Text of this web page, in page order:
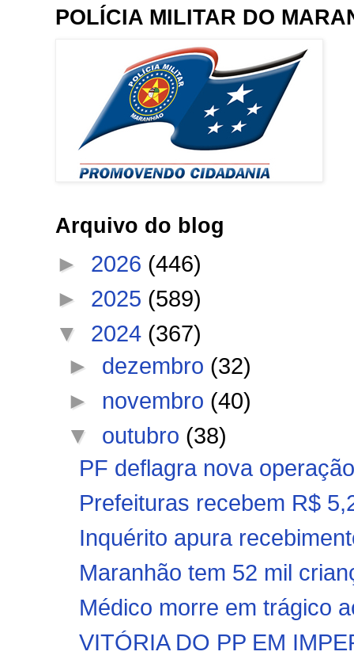
POLÍCIA MILITAR DO
Arquivo do blog
► 2026 (446)
► 2025 (589)
▼ 2024 (367)
► dezembro (32)
► novembro (40)
▼ outubro (38)
PF deflagra nova
Prefeituras recebem R$
Inquérito apura
Maranhão tem 52 mil
Médico morre em trágico
VITÓRIA DO PP EM